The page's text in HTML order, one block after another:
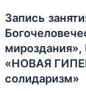
Запись
«НОВАЯ
солидаризм»